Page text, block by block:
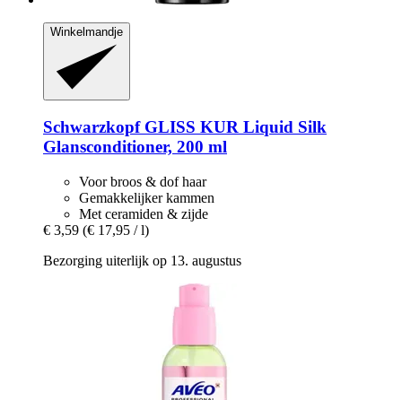
Winkelmandje
SchwarzkopfGLISS KUR Liquid Silk
Glansconditioner, 200 ml
Voor broos & dof haar
Gemakkelijker kammen
Met ceramiden & zijde
€ 3,59 (€ 17,95 / l)
Bezorging uiterlijk op 13. augustus